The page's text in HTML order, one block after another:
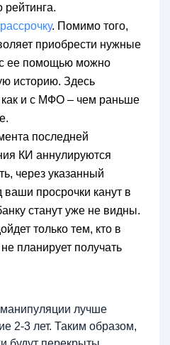
рейтинга.
. Помимо того,
приобрести нужные
с ее помощью можно
историю. Здесь
как и с МФО – чем раньше
последней
КИ аннулируются
через указанный
просрочки канут в
станут уже не видны.
только тем, кто в
планирует получать
лучше
2-3 лет. Таким образом,